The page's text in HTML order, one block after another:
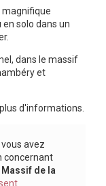
magnifique
solo dans un
dans le massif
et
d'informations.
avez
concernant
Massif de la